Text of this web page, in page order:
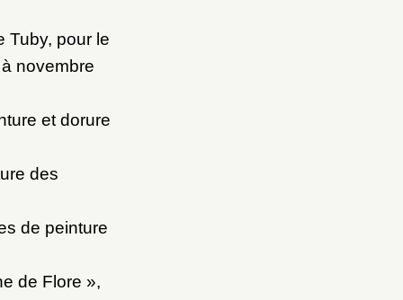
Tuby, pour le
novembre
et dorure
des
de peinture
de Flore »,